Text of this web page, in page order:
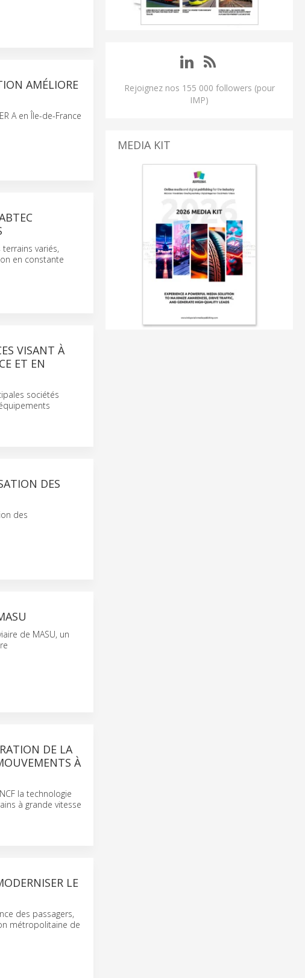
AMÉLIORE
A en Île-de-France
variés,
en constante
VISANT À
ET EN
sociétés
DES
des
de MASU, un
DE LA
À
la technologie
à grande vitesse
LE
des passagers,
métropolitaine de
Rejoignez nos 155 000 followers (pour
IMP)
MEDIA KIT